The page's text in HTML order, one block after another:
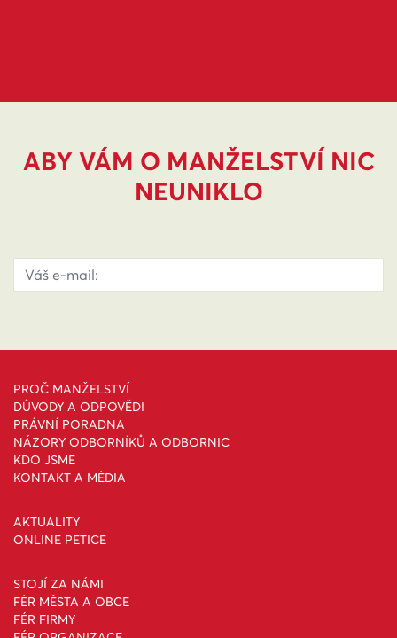
ABY VÁM O MANŽELSTVÍ NIC
NEUNIKLO
PROČ MANŽELSTVÍ
DŮVODY A ODPOVĚDI
PRÁVNÍ PORADNA
NÁZORY ODBORNÍKŮ A ODBORNIC
KDO JSME
KONTAKT A MÉDIA
AKTUALITY
ONLINE PETICE
STOJÍ ZA NÁMI
FÉR MĚSTA A OBCE
FÉR FIRMY